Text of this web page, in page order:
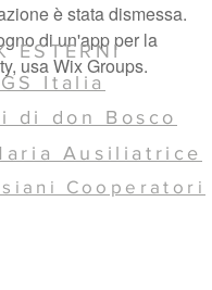
è stata dismessa.
di un'app per la
usa Wix Groups.
ESTERNI
Italia
di don Bosco
Ausiliatrice
Cooperatori